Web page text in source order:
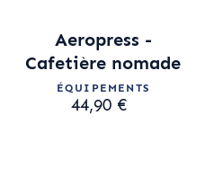
Aeropress -
Cafetière nomade
ÉQUIPEMENTS
44,90 €